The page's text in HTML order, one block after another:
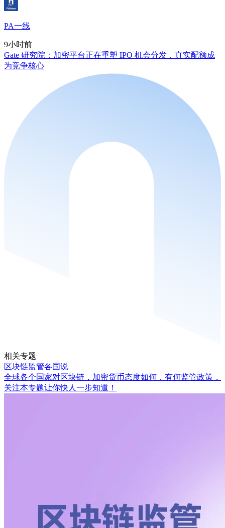
PA一线
9小时前
Gate 研究院：加密平台正在重塑 IPO 机会分发，真实配额成
为竞争核心
相关专题
区块链监管各国说
全球各个国家对区块链，加密货币态度如何，有何监管政策，
关注本专题让你快人一步知道！